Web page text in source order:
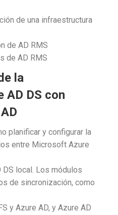
de una infraestructura
de AD RMS
de AD RMS
la
AD DS con
planificar y configurar la
entre Microsoft Azure
DS local. Los módulos
de sincronización, como
y Azure AD, y Azure AD